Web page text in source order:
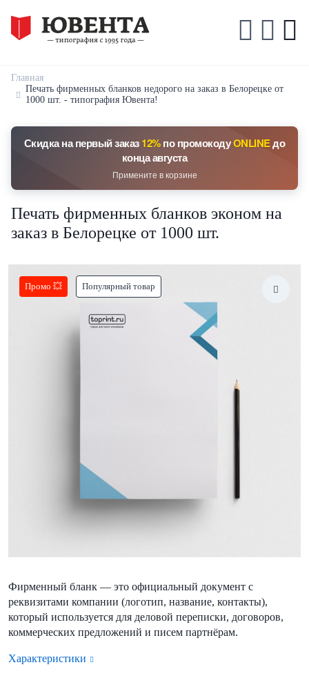
Главная
Печать фирменных бланков недорого на заказ в Белорецке от
1000 шт. - типография Ювента!
Скидка на первый заказ12%по промокодуONLINEдо
конца августа
Примените в корзине
Печать фирменных бланков эконом на
заказ в Белорецке от 1000 шт.
Промо 💥 Популярный товар
Фирменный бланк — это официальный документ с
реквизитами компании (логотип, название, контакты),
который используется для деловой переписки, договоров,
коммерческих предложений и писем партнёрам.
Характеристики